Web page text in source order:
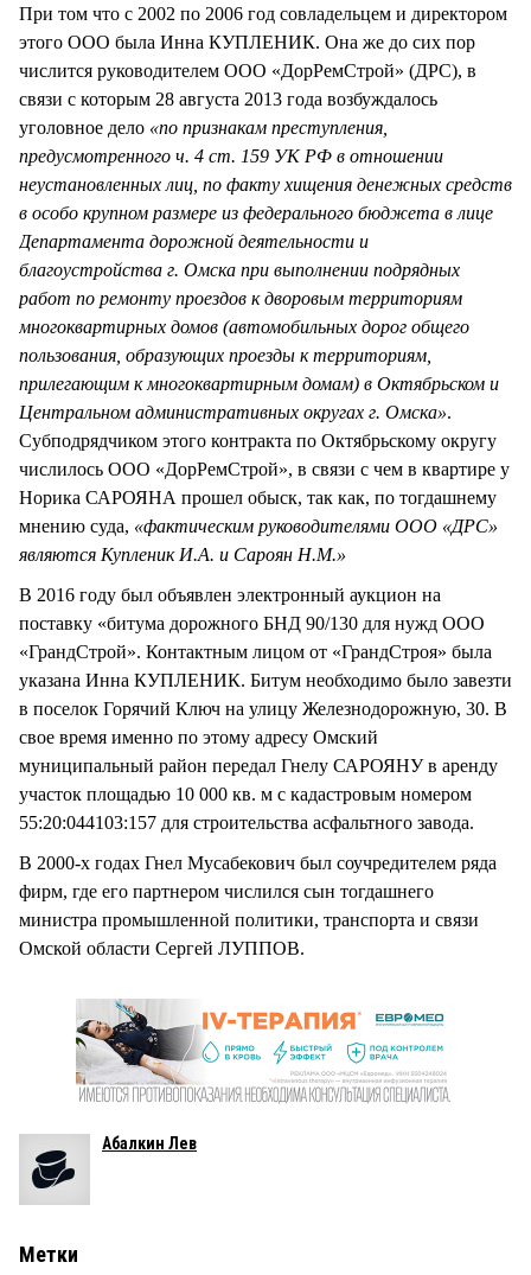
При том что с 2002 по 2006 год совладельцем и директором
этого ООО была Инна КУПЛЕНИК. Она же до сих пор
числится руководителем ООО «ДорРемСтрой» (ДРС), в
связи с которым 28 августа 2013 года возбуждалось
уголовное дело «по признакам преступления,
предусмотренного ч. 4 ст. 159 УК РФ в отношении
неустановленных лиц, по факту хищения денежных средств
в особо крупном размере из федерального бюджета в лице
Департамента дорожной деятельности и
благоустройства г. Омска при выполнении подрядных
работ по ремонту проездов к дворовым территориям
многоквартирных домов (автомобильных дорог общего
пользования, образующих проезды к территориям,
прилегающим к многоквартирным домам) в Октябрьском и
Центральном административных округах г. Омска».
Субподрядчиком этого контракта по Октябрьскому округу
числилось ООО «ДорРемСтрой», в связи с чем в квартире у
Норика САРОЯНА прошел обыск, так как, по тогдашнему
мнению суда, «фактическим руководителями ООО «ДРС»
являются Купленик И.А. и Сароян Н.М.»
В 2016 году был объявлен электронный аукцион на
поставку «битума дорожного БНД 90/130 для нужд ООО
«ГрандСтрой». Контактным лицом от «ГрандСтроя» была
указана Инна КУПЛЕНИК. Битум необходимо было завезти
в поселок Горячий Ключ на улицу Железнодорожную, 30. В
свое время именно по этому адресу Омский
муниципальный район передал Гнелу САРОЯНУ в аренду
участок площадью 10 000 кв. м с кадастровым номером
55:20:044103:157 для строительства асфальтного завода.
В 2000-х годах Гнел Мусабекович был соучредителем ряда
фирм, где его партнером числился сын тогдашнего
министра промышленной политики, транспорта и связи
Омской области Сергей ЛУППОВ.
Абалкин Лев
Метки